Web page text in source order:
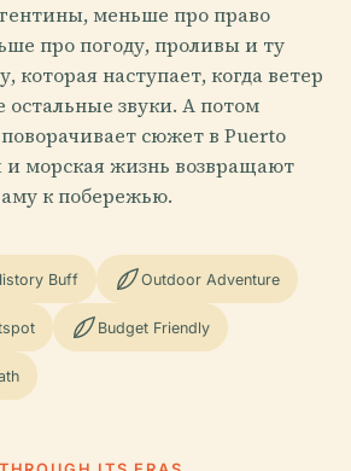
меньше про право
про погоду, проливы и ту
которая наступает, когда ветер
остальные звуки. А потом
сюжет в Puerto
и морская жизнь возвращают
к побережью.
Buff Outdoor Adventure
Budget Friendly